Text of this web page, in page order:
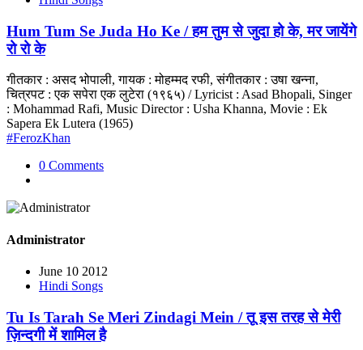
Hum Tum Se Juda Ho Ke / हम तुम से जुदा हो के, मर जायेंगे
रो रो के
गीतकार : असद भोपाली, गायक : मोहम्मद रफी, संगीतकार : उषा खन्ना,
चित्रपट : एक सपेरा एक लुटेरा (१९६५) / Lyricist : Asad Bhopali, Singer
: Mohammad Rafi, Music Director : Usha Khanna, Movie : Ek
Sapera Ek Lutera (1965)
#FerozKhan
0 Comments
Administrator
June 10 2012
Hindi Songs
Tu Is Tarah Se Meri Zindagi Mein / तू इस तरह से मेरी
ज़िन्दगी में शामिल है